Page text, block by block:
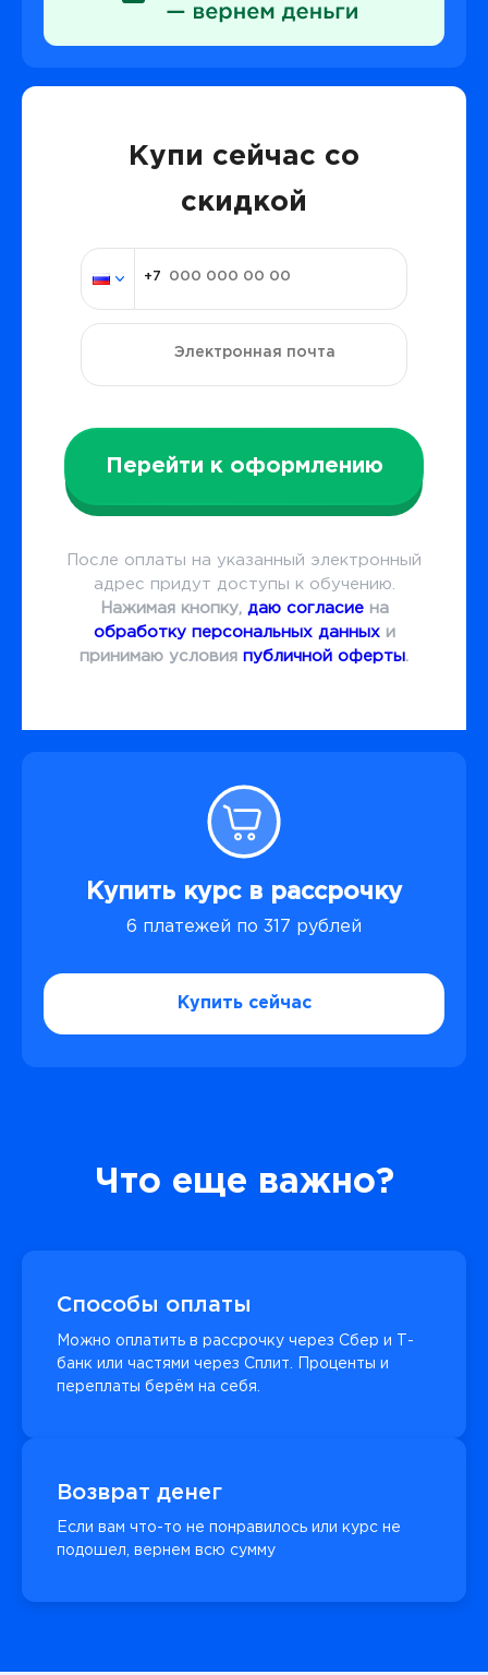
Купи сейчас со
скидкой
Перейти к оформлению
После оплаты на указанный электронный
адрес придут доступы к обучению.
Нажимая кнопку, даю согласиена
обработку персональных данныхи
принимаю условия публичной оферты.
Купить курс в рассрочку
6 платежей по 317 рублей
Купить сейчас
Что еще важно?
Способы оплаты
Можно оплатить в рассрочку через Сбер и Т-
банк или частями через Сплит. Проценты и
переплаты берём на себя.
Возврат денег
Если вам что-то не понравилось или курс не
подошел, вернем всю сумму